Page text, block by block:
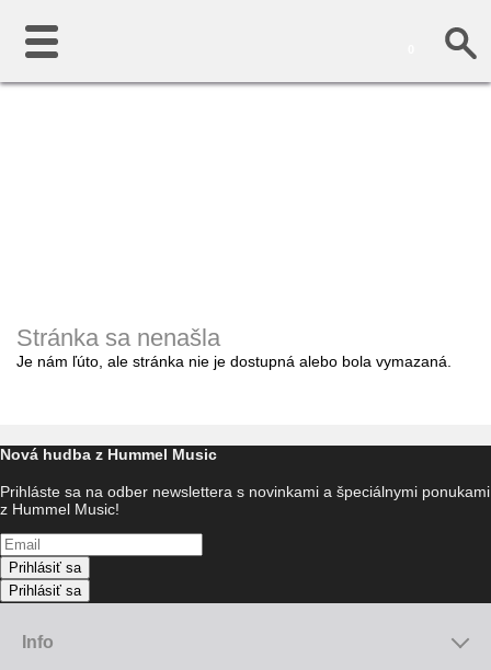
Stránka sa nenašla
Je nám ľúto, ale stránka nie je dostupná alebo bola vymazaná.
Nová hudba z Hummel Music
Prihláste sa na odber newslettera s novinkami a špeciálnymi ponukami
z Hummel Music!
Prihlásiť sa
Prihlásiť sa
Info